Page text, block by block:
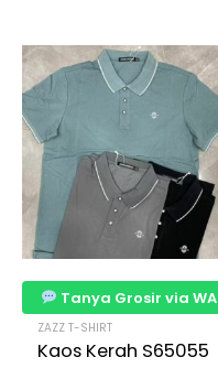
Tanya Grosir via WA
ZAZZ T-SHIRT
Kaos Kerah S65055